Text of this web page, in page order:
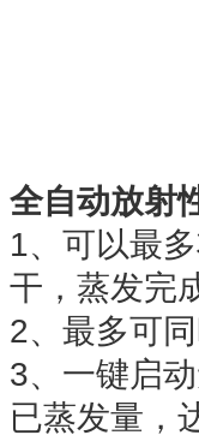
全自动放射
1、可以最
干，蒸发完
2、最多可
3、一键启
已蒸发量，